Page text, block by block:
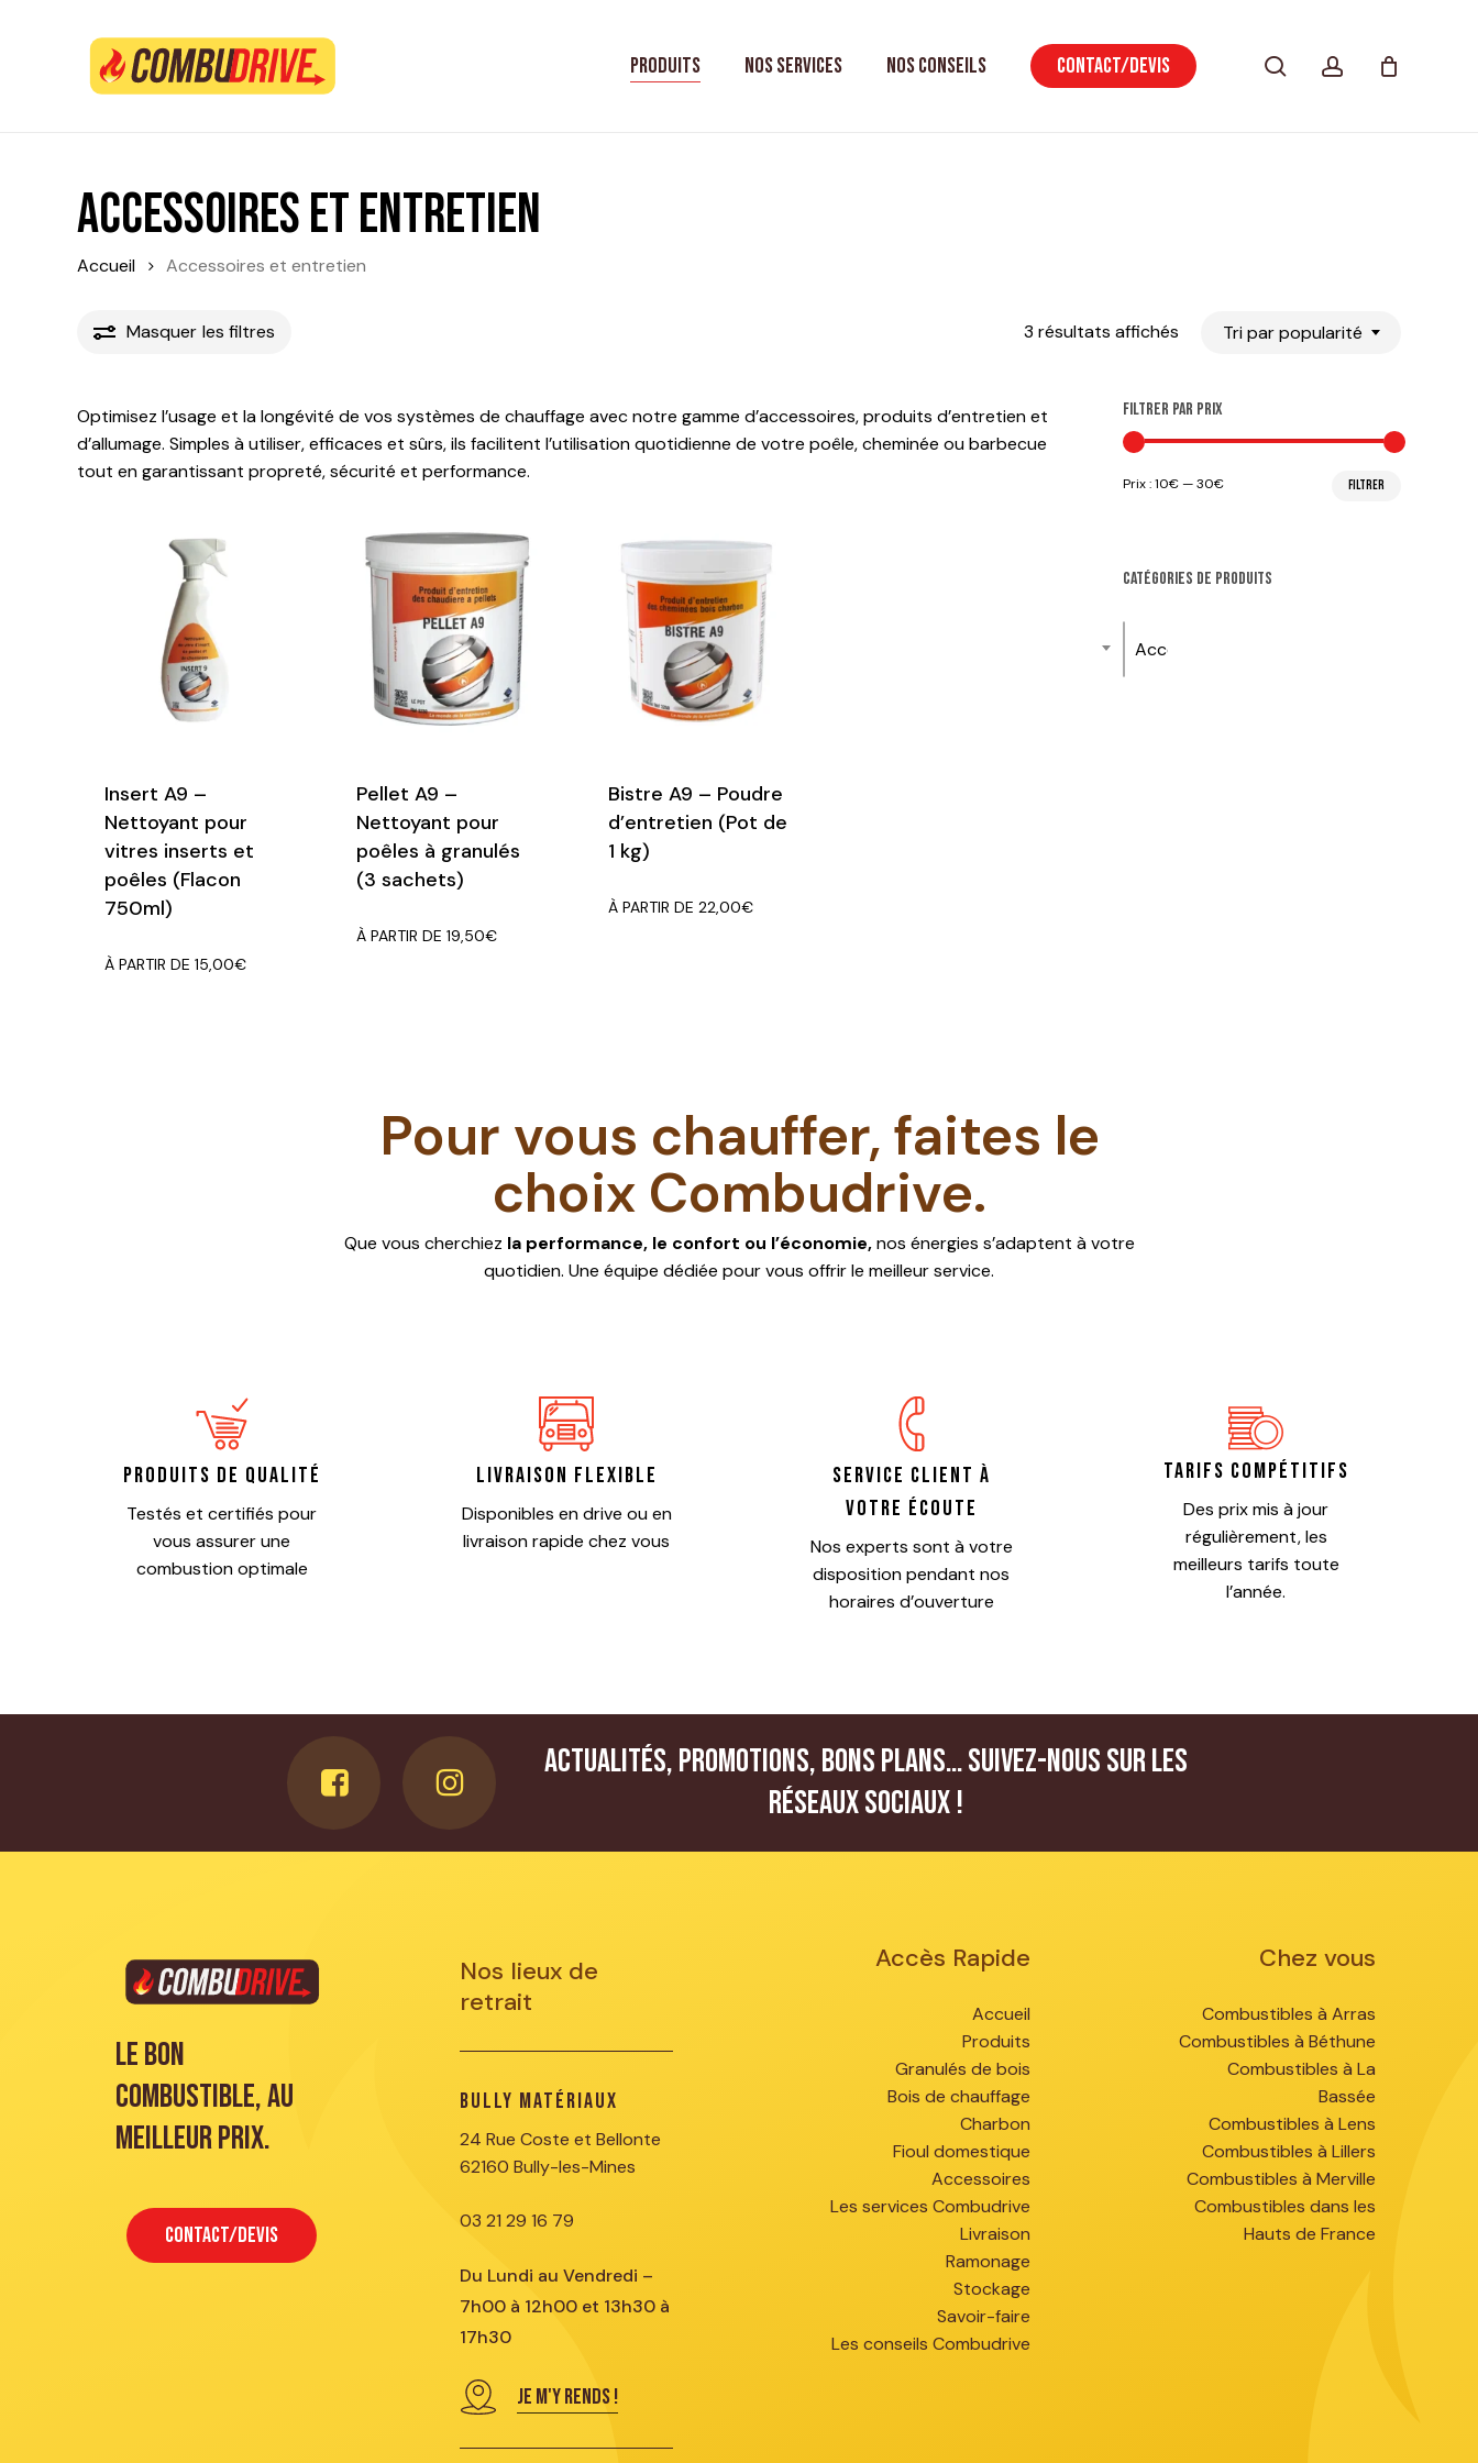
Produits Nos services Nos conseils Contact/Devis search account
Mon panier Combudrive
Votre panier est vide.
ALLER À LA BOUTIQUE
Accessoires et entretien
Accueil Accessoires et entretien
Masquer les filtres 3 résultats affichés
popularité
Tri par popularité
Optimisez l’usage et la longévité de vos systèmes de chauffage avec notre gamme d’accessoires, produits d’entretien et
d’allumage. Simples à utiliser, efficaces et sûrs, ils facilitent l’utilisation quotidienne de votre poêle, cheminée ou barbecue
tout en garantissant propreté, sécurité et performance.
Insert A9 –
Nettoyant pour
vitres inserts et
poêles (Flacon
750ml)
À PARTIR DE 15,00€
Pellet A9 –
Nettoyant pour
poêles à granulés
(3 sachets)
À PARTIR DE19,50€
Bistre A9 – Poudre
d’entretien (Pot de
1 kg)
À PARTIR DE22,00€
FILTRER PAR PRIX
FILTRER
Prix :10€—30€
CATÉGORIES DE PRODUITS
Accessoires et entretien
Pour vous chauffer, faites le
choix Combudrive.
Que vous cherchiez la performance, le confort ou l’économie,nos énergies s’adaptent à votre
quotidien. Une équipe dédiée pour vous offrir le meilleur service.
Produits de qualité
Testés et certifiés pour
vous assurer une
combustion optimale
Livraison flexible
Disponibles en drive ou en
livraison rapide chez vous
Service client à
votre écoute
Nos experts sont à votre
disposition pendant nos
horaires d’ouverture
Tarifs compétitifs
Des prix mis à jour
régulièrement, les
meilleurs tarifs toute
l’année.
Actualités, promotions, bons plans… Suivez-nous sur les
réseaux sociaux !
Le bon
combustible, au
meilleur prix.
CONTACT/DEVIS
Nos lieux de
retrait
Bully Matériaux
24 Rue Coste et Bellonte
62160 Bully-les-Mines
03 21 29 16 79
Du Lundi au Vendredi –
7h00 à 12h00 et 13h30 à
17h30
JE M'Y RENDS !
Accès Rapide
Accueil
Produits
Granulés de bois
Bois de chauffage
Charbon
Fioul domestique
Accessoires
Les services Combudrive
Livraison
Ramonage
Stockage
Savoir-faire
Les conseils Combudrive
Chez vous
Combustibles à Arras
Combustibles à Béthune
Combustibles à La
Bassée
Combustibles à Lens
Combustibles à Lillers
Combustibles à Merville
Combustibles dans les
Hauts de France